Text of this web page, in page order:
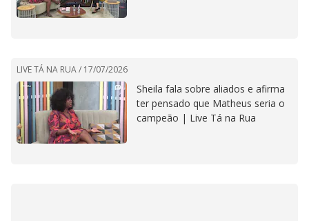
LIVE TÁ NA RUA / 17/07/2026
Sheila fala sobre aliados e afirma
ter pensado que Matheus seria o
campeão | Live Tá na Rua